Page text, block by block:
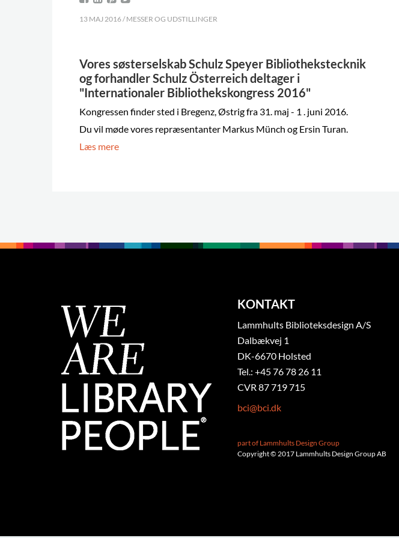
13 MAJ 2016 / MESSER OG UDSTILLINGER
Vores søsterselskab Schulz Speyer Bibliothekstecknik
og forhandler Schulz Österreich deltager i
"Internationaler Bibliothekskongress 2016"
Kongressen finder sted i Bregenz, Østrig fra 31. maj - 1 . juni 2016.
Du vil møde vores repræsentanter Markus Münch og Ersin Turan.
Læs mere
KONTAKT
Lammhults Biblioteksdesign A/S
Dalbækvej 1
DK-6670 Holsted
Tel.: +45 76 78 26 11
CVR 87 719 715
bci@bci.dk
part of Lammhults Design Group
Copyright © 2017 Lammhults Design Group AB